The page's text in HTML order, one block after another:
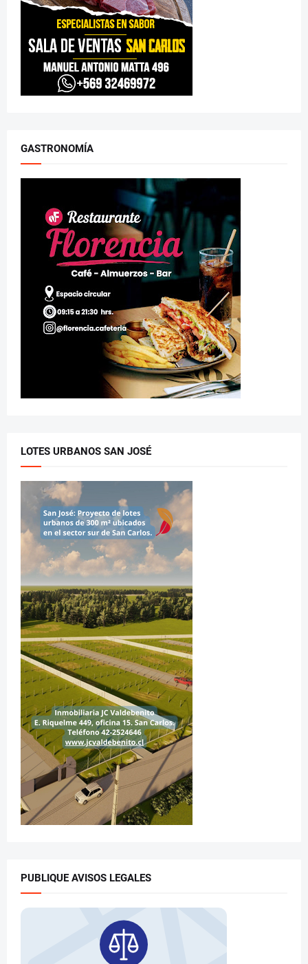
GASTRONOMÍA
LOTES URBANOS SAN JOSÉ
PUBLIQUE AVISOS LEGALES